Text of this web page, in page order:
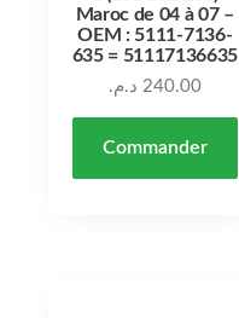
Maroc de 04 à 07 –
OEM : 5111-7136-
635 = 51117136635
240.00 د.م.
Commander